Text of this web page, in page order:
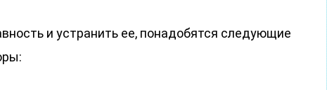
и устранить ее, понадобятся следующие